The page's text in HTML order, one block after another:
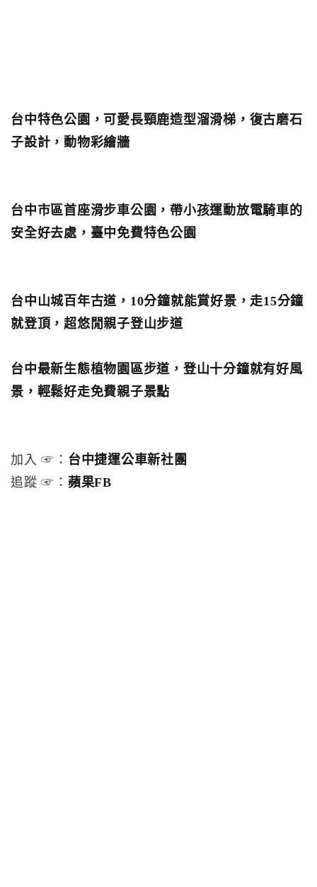
台中特色公園，可愛長頸鹿造型溜滑梯，復古磨石
子設計，動物彩繪牆
台中市區首座滑步車公園，帶小孩運動放電騎車的
安全好去處，臺中免費特色公園
台中山城百年古道，10分鐘就能賞好景，走15分鐘
就登頂，超悠閒親子登山步道
台中最新生態植物園區步道，登山十分鐘就有好風
景，輕鬆好走免費親子景點
加入 ☞： 台中捷運公車新社團
追蹤 ☞： 蘋果FB